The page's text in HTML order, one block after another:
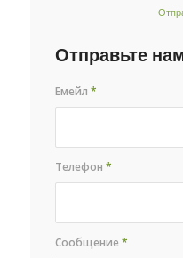
Отправьте
Емейл*
Телефон*
Сообщение*